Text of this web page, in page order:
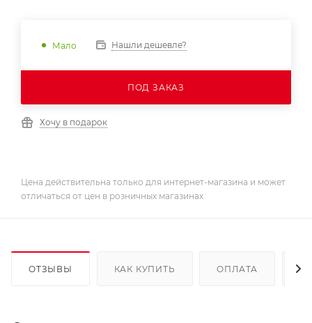
Мало Нашли дешевле?
ПОД ЗАКАЗ
Хочу в подарок
Цена действительна только для интернет-магазина и может
отличаться от цен в розничных магазинах
ОТЗЫВЫ КАК КУПИТЬ ОПЛАТА